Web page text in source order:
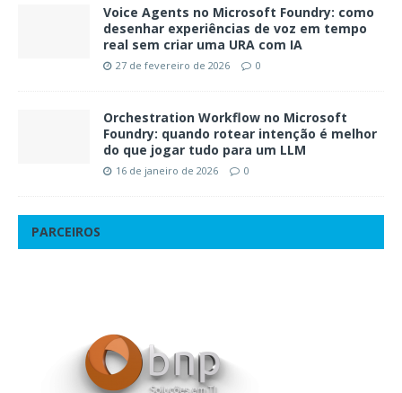
Voice Agents no Microsoft Foundry: como
desenhar experiências de voz em tempo
real sem criar uma URA com IA
27 de fevereiro de 2026 0
Orchestration Workflow no Microsoft
Foundry: quando rotear intenção é melhor
do que jogar tudo para um LLM
16 de janeiro de 2026 0
PARCEIROS